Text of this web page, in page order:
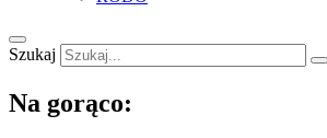
Szukaj
Na gorąco: